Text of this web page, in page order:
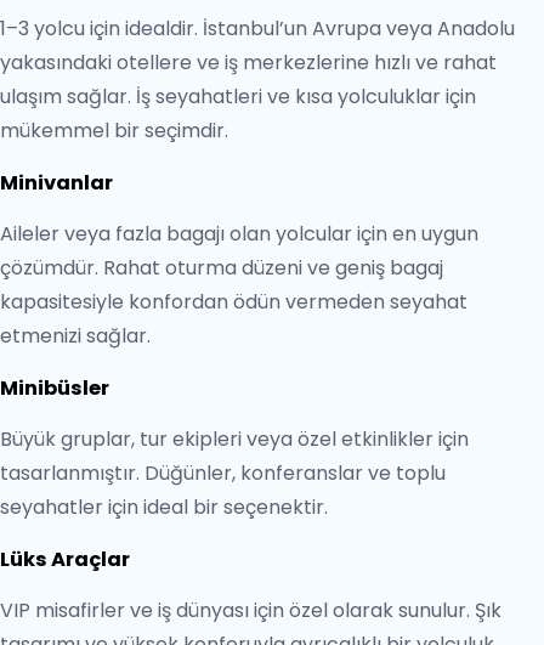
1–3 yolcu için idealdir. İstanbul’un Avrupa veya Anadolu
yakasındaki otellere ve iş merkezlerine hızlı ve rahat
ulaşım sağlar. İş seyahatleri ve kısa yolculuklar için
mükemmel bir seçimdir.
Minivanlar
Aileler veya fazla bagajı olan yolcular için en uygun
çözümdür. Rahat oturma düzeni ve geniş bagaj
kapasitesiyle konfordan ödün vermeden seyahat
etmenizi sağlar.
Minibüsler
Büyük gruplar, tur ekipleri veya özel etkinlikler için
tasarlanmıştır. Düğünler, konferanslar ve toplu
seyahatler için ideal bir seçenektir.
Lüks Araçlar
VIP misafirler ve iş dünyası için özel olarak sunulur. Şık